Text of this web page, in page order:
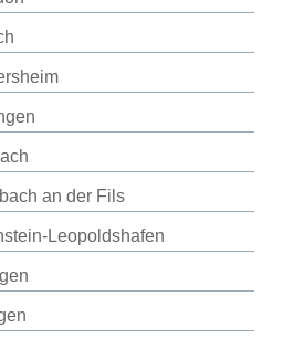
an der Fils
Leopoldshafen